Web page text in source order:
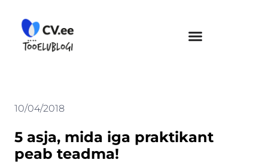
content
10/04/2018
5 asja, mida iga praktikant
peab teadma!